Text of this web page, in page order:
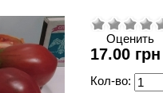
Оценить
17.00 грн
Кол-во: